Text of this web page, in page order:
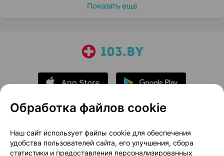
Показать еще
О проекте
Новости проекта
Размещение рекламы
Медицинский маркетинг
Обработка файлов cookie
Наш сайт использует файлы cookie для обеспечения
удобства пользователей сайта, его улучшения, сбора
статистики и предоставления персонализированных